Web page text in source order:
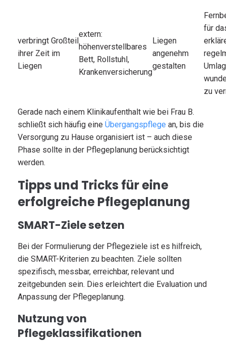
verbringt Großteil
ihrer Zeit im
Liegen
extern:
höhenverstellbares
Bett, Rollstuhl,
Krankenversicherung
Liegen
angenehm
gestalten
für
zu
Gerade nach einem Klinikaufenthalt wie bei Frau B.
schließt sich häufig eine Übergangspflege an, bis die
Versorgung zu Hause organisiert ist – auch diese
Phase sollte in der Pflegeplanung berücksichtigt
werden.
Tipps und Tricks für eine
erfolgreiche Pflegeplanung
SMART-Ziele setzen
Bei der Formulierung der Pflegeziele ist es hilfreich,
die SMART-Kriterien zu beachten. Ziele sollten
spezifisch, messbar, erreichbar, relevant und
zeitgebunden sein. Dies erleichtert die Evaluation und
Anpassung der Pflegeplanung.
Nutzung von
Pflegeklassifikationen